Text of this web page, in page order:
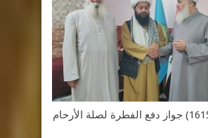
فتوى رقم ( 1615) جواز دفع الفطرة لصلة الأرحام